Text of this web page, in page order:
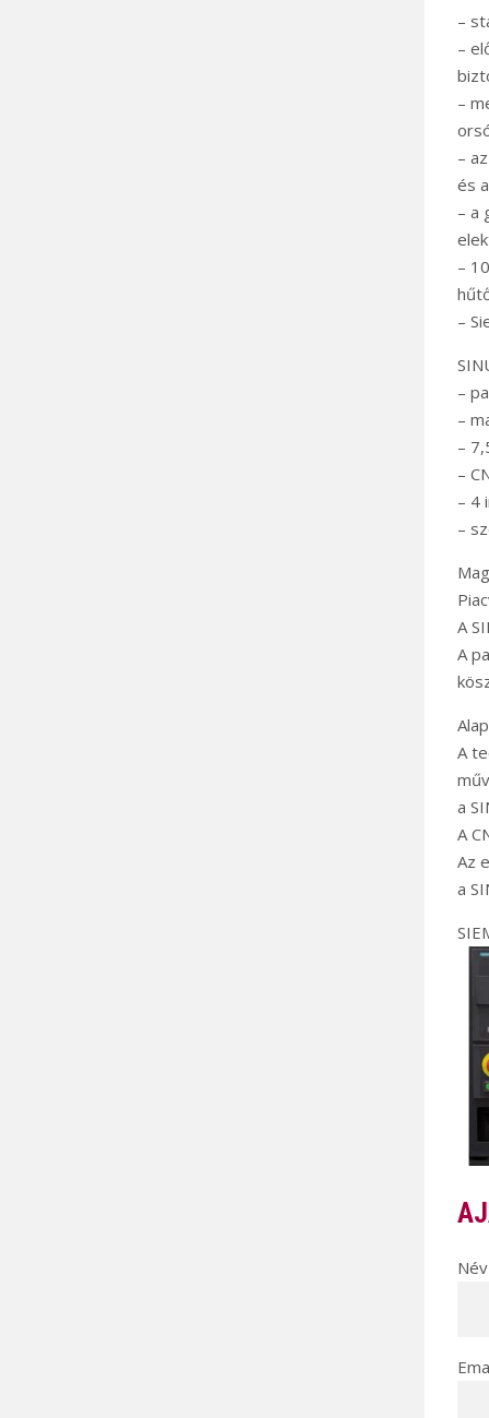
–
–
–
–
és
– a
–
–
–
–
–
–
– 4
–
A
A
A
a
A
Az
a